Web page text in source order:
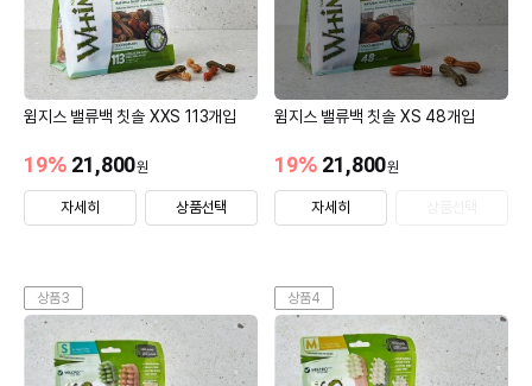
윔지스 밸류백 칫솔 XXS 113개입
21,800원
19%
자세히 상품선택
윔지스 밸류백 칫솔 XS 48개입
21,800원
19%
자세히
상품3 상품4